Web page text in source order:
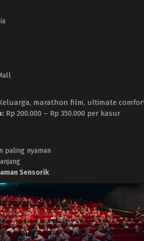
marathon film, ultimate
Rp 200.000 – Rp 350.000 per kasur
paling nyaman
Sensorik